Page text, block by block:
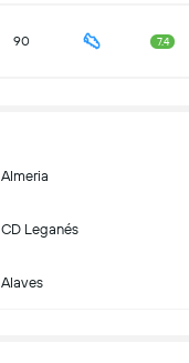
90 7.4
Almeria
CD Leganés
Alaves